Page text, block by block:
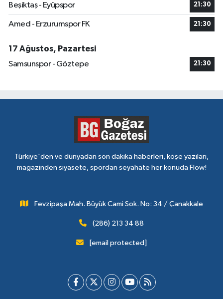
Beşiktaş - Eyüpspor 21:30
Amed - Erzurumspor FK 21:30
17 Ağustos, Pazartesi
Samsunspor - Göztepe
21:30
Türkiye'den ve dünyadan son dakika haberleri, köşe yazıları,
magazinden siyasete, spordan seyahate her konuda Flow!
Fevzipaşa Mah. Büyük Cami Sok. No: 34 / Çanakkale
(286) 213 34 88
[email protected]